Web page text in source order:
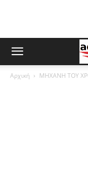
Αρχική ΜΗΧΑΝΗ ΤΟΥ